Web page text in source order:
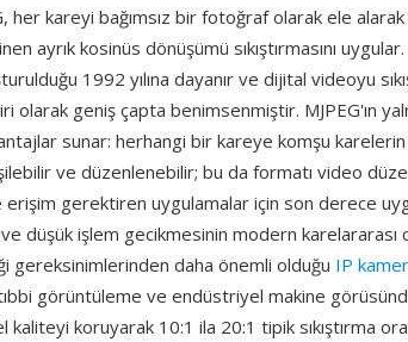
her kareyi bağımsız bir fotoğraf olarak ele
ayrık kosinüs dönüşümü sıkıştırmasını
1992 yılına dayanır ve dijital videoyu
geniş çapta benimsenmiştir. MJPEG'ın
sunar: herhangi bir kareye komşu
ve düzenlenebilir; bu da formatı video
gerektiren uygulamalar için son derece
düşük işlem gecikmesinin modern karelararası
gereksinimlerinden daha önemli olduğu IP
görüntüleme ve endüstriyel makine
kaliteyi koruyarak 10:1 ila 20:1 tipik sıkıştırma